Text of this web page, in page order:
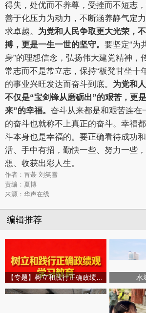
得失，处优而不养尊，受挫而不短志
善于化压力为动力，不断涵养静气定
求卓越。 为党和人民争取更大光荣，
搏，更是一生一世的坚守。 要坚定“为
身”的理想信念，弘扬伟大建党精神，
常志而不是常立志，保持“板凳甘坐十
的事业兴旺发达而奋斗到底。 为党和
不仅是“宝剑锋从磨砺出”的艰苦，更
来”的幸福。 奋斗从来都是和艰苦连在
的奋斗也就称不上真正的奋斗。幸福
斗本身也是幸福的。要正确看待成功
活、手中有招，勤快一些、努力一些
想、收获出彩人生。
作者：冒蕞 刘笑雪
责编：夏博
来源：华声在线
编辑推荐
水